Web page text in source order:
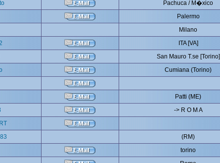
Pachuca / M�xico
Palermo
Milano
ITA [VA]
San Mauro T.se [Torino]
Cumiana (Torino)
Patti (ME)
-> R O M A
(RM)
torino